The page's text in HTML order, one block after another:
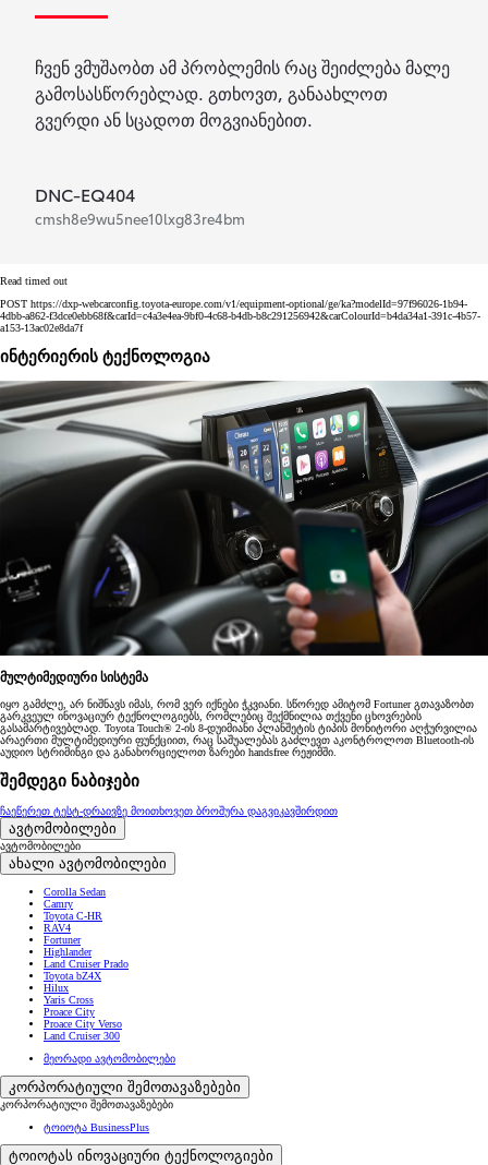
ჩვენ ვმუშაობთ ამ პრობლემის რაც შეიძლება მალე
გამოსასწორებლად. გთხოვთ, განაახლოთ
გვერდი ან სცადოთ მოგვიანებით.
DNC-EQ404
cmsh8e9wu5nee10lxg83re4bm
Read timed out
POST https://dxp-webcarconfig.toyota-europe.com/v1/equipment-optional/ge/ka?modelId=97f96026-1b94-
4dbb-a862-f3dce0ebb68f&carId=c4a3e4ea-9bf0-4c68-b4db-b8c291256942&carColourId=b4da34a1-391c-4b57-
a153-13ac02e8da7f
ინტერიერის ტექნოლოგია
მულტიმედიური სისტემა
იყო გამძლე, არ ნიშნავს იმას, რომ ვერ იქნები ჭკვიანი. სწორედ ამიტომ Fortuner გთავაზობთ
გარკვეულ ინოვაციურ ტექნოლოგიებს, რომლებიც შექმნილია თქვენი ცხოვრების
გასამარტივებლად. Toyota Touch® 2-ის 8-დუიმიანი პლანშეტის ტიპის მონიტორი აღჭურვილია
არაერთი მულტიმედიური ფუნქციით, რაც საშუალებას გაძლევთ აკონტროლოთ Bluetooth-ის
აუდიო სტრიმინგი და განახორციელოთ ზარები handsfree რეჟიმში.
შემდეგი ნაბიჯები
ჩაეწერეთ ტესტ-დრაივზე მოითხოვეთ ბროშურა დაგვიკავშირდით
ავტომობილები
ავტომობილები
ახალი ავტომობილები
Corolla Sedan
Camry
Toyota C-HR
RAV4
Fortuner
Highlander
Land Cruiser Prado
Toyota bZ4X
Hilux
Yaris Cross
Proace City
Proace City Verso
Land Cruiser 300
მეორადი ავტომობილები
კორპორატიული შემოთავაზებები
კორპორატიული შემოთავაზებები
ტოიოტა BusinessPlus
ტოიოტას ინოვაციური ტექნოლოგიები